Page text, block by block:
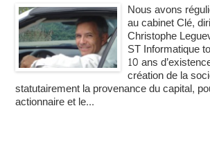
Nous avons
au cabinet Clé,
Christophe
ST Informatique
10 ans
création de la
statutairement la provenance du capital,
actionnaire et le...